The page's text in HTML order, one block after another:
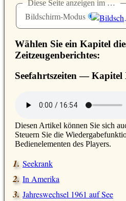
Diese Seite anzeigen im …
Bildschirm-Modus
Wählen Sie ein Kapitel
Zeitzeugenberichtes:
Seefahrtszeiten — Kapitel
Diesen Artikel können Sie sich
Steuern Sie die
Bedienelementen des Players.
Seekrank
In Amerika
Jahreswechsel 1961 auf See